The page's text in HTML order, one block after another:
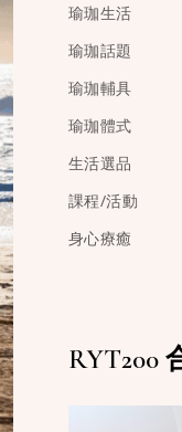
瑜珈生活
瑜珈話題
瑜珈輔具
瑜珈體式
生活選品
課程/活動
身心療癒
RYT200